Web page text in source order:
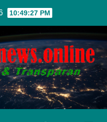
10:49:28 PM